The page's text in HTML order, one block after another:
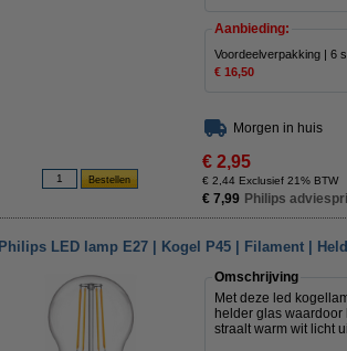
Aanbieding:
Voordeelverpakking | 6
€ 16,50
Morgen in huis
€ 2,95
€ 2,44 Exclusief 21% BTW
€ 7,99 Philips
Philips LED lamp E27 | Kogel P45 | Filament |
Omschrijving
Met deze led
helder glas
straalt warm wit licht